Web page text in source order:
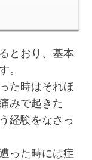
とおり、基本
。
た時はそれほ
みで起きた
経験をなさっ
った時には症